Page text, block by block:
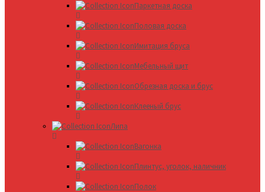
Паркетная доска
Половая доска
Имитация бруса
Мебельный щит
Обрезная доска и брус
Клееный брус
Липа
Вагонка
Плинтус, уголок, наличник
Полок